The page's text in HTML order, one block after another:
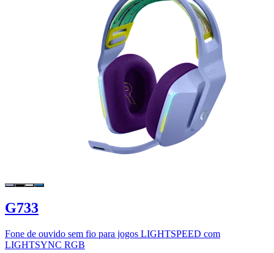
G733
Fone de ouvido sem fio para jogos LIGHTSPEED com
LIGHTSYNC RGB